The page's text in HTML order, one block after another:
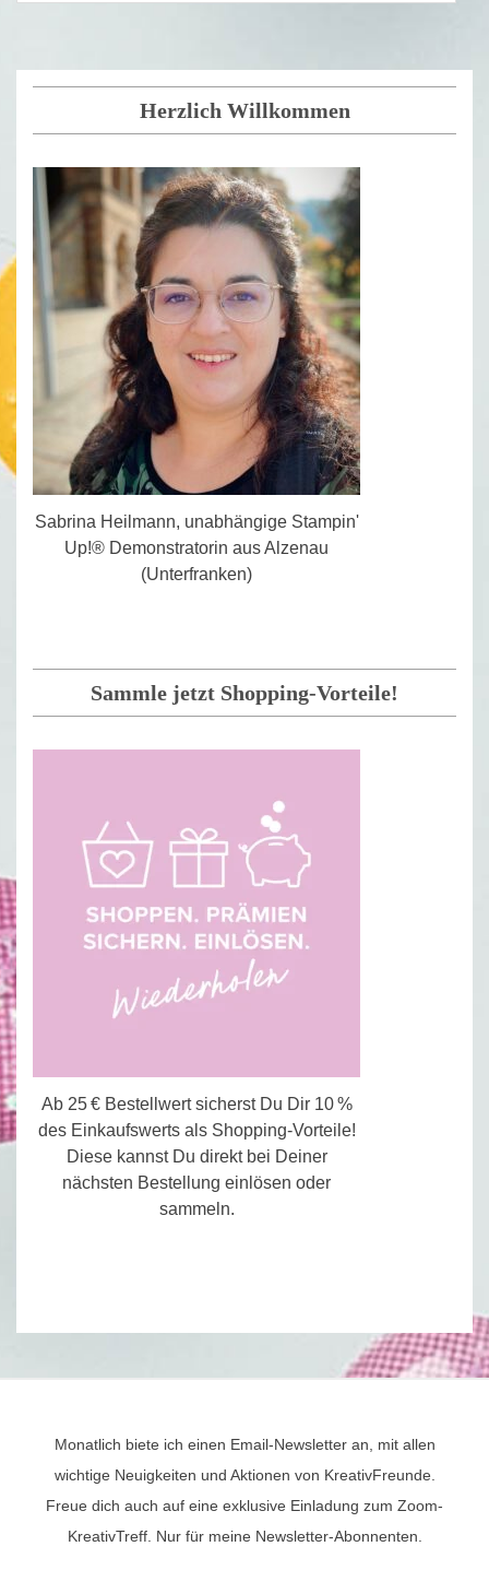
Herzlich Willkommen
Sabrina Heilmann, unabhängige Stampin'
Up!® Demonstratorin aus Alzenau
(Unterfranken)
Sammle jetzt Shopping-Vorteile!
Ab 25 € Bestellwert sicherst Du Dir 10 %
des Einkaufswerts als Shopping-Vorteile!
Diese kannst Du direkt bei Deiner
nächsten Bestellung einlösen oder
sammeln.
Monatlich biete ich einen Email-Newsletter an, mit allen
wichtige Neuigkeiten und Aktionen von KreativFreunde.
Freue dich auch auf eine exklusive Einladung zum Zoom-
KreativTreff. Nur für meine Newsletter-Abonnenten.